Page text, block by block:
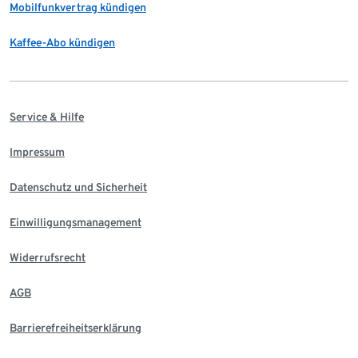
Mobilfunkvertrag kündigen
Kaffee-Abo kündigen
Service & Hilfe
Impressum
Datenschutz und Sicherheit
Einwilligungsmanagement
Widerrufsrecht
AGB
Barrierefreiheitserklärung